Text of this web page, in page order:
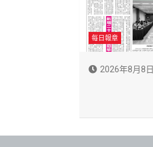
每日報章
2026年8月8日